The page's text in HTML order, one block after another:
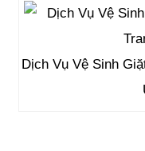
Dịch Vụ Vệ Sinh